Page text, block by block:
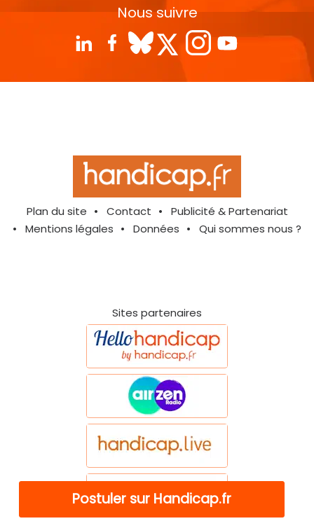
Postuler sur Handicap.fr
Nous suivre
Plan du site Contact
Publicité & Partenariat
Mentions légales
Données Qui sommes nous ?
Sites partenaires